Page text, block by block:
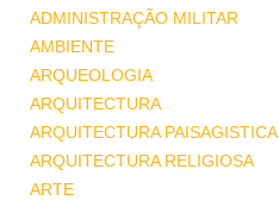
ADMINISTRAÇÃO MILITAR
AMBIENTE
ARQUEOLOGIA
ARQUITECTURA
ARQUITECTURA PAISAGISTICA
ARQUITECTURA RELIGIOSA
ARTE